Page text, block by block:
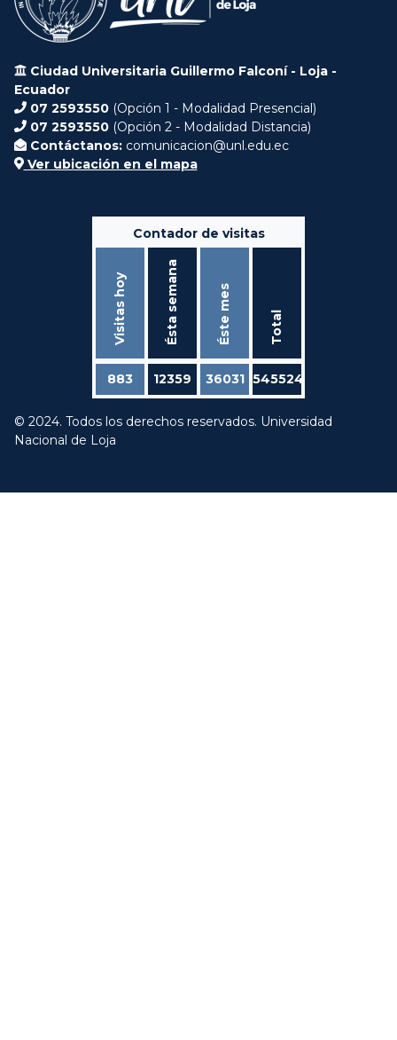
Ciudad Universitaria Guillermo Falconí - Loja -
Ecuador
07 2593550 (Opción 1 - Modalidad Presencial)
07 2593550 (Opción 2 - Modalidad Distancia)
Contáctanos: comunicacion@unl.edu.ec
Ver ubicación en el mapa
Contador de visitas
Visitas hoy Ésta semana Éste mes Total
883 12359 36031 545524
© 2024. Todos los derechos reservados. Universidad
Nacional de Loja